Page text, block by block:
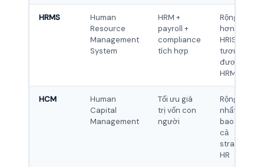
HRMS
Human
Resource
Management
System
HRM +
payroll +
compliance
tích hợp
Rộng
hơn
HRIS,
tương
đương
HRM
HCM
Human
Capital
Management
Tối ưu giá
trị vốn con
người
Rộng
nhất,
bao gồm
cả
strategic
HR